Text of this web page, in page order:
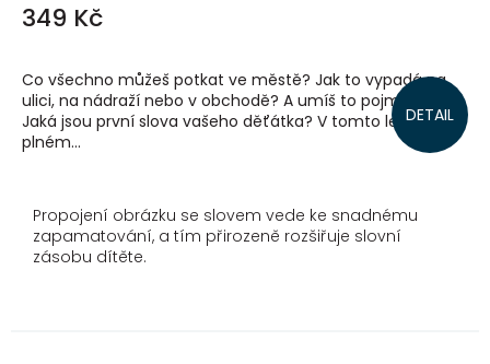
349 Kč
DETAIL
Co všechno můžeš potkat ve městě? Jak to vypadá na
ulici, na nádraží nebo v obchodě? A umíš to pojmenovat?
Jaká jsou první slova vašeho děťátka? V tomto leporelu
plném...
Propojení obrázku se slovem vede ke snadnému
zapamatování, a tím přirozeně rozšiřuje slovní
zásobu dítěte.